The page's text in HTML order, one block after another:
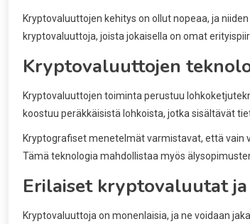
Kryptovaluuttojen kehitys on ollut nopeaa, ja
kryptovaluuttoja, joista jokaisella on omat
Kryptovaluuttojen
Kryptovaluuttojen toiminta perustuu
koostuu peräkkäisistä lohkoista, jotka sisältävät
Kryptografiset menetelmät varmistavat, että
Tämä teknologia mahdollistaa myös
Erilaiset kryptovaluutat
Kryptovaluuttoja on monenlaisia, ja ne voidaan